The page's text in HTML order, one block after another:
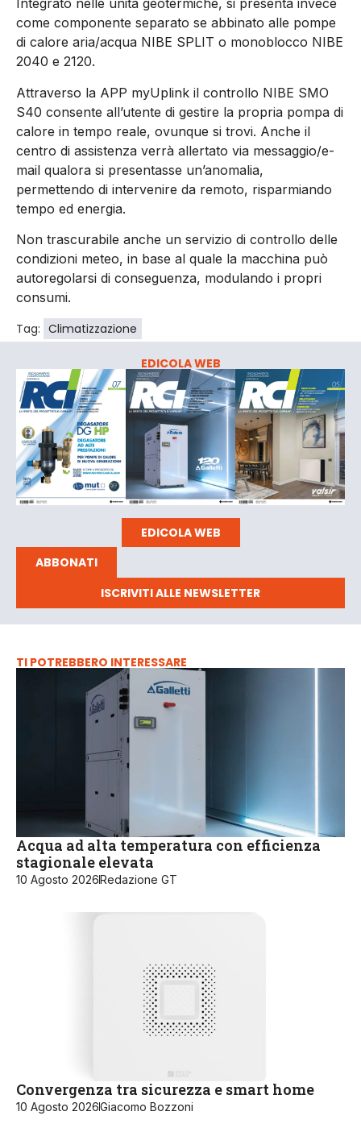
Integrato nelle unità geotermiche, si presenta invece
come componente separato se abbinato alle pompe
di calore aria/acqua NIBE SPLIT o monoblocco NIBE
2040 e 2120.
Attraverso la APP myUplink il controllo NIBE SMO
S40 consente all’utente di gestire la propria pompa di
calore in tempo reale, ovunque si trovi. Anche il
centro di assistenza verrà allertato via messaggio/e-
mail qualora si presentasse un’anomalia,
permettendo di intervenire da remoto, risparmiando
tempo ed energia.
Non trascurabile anche un servizio di controllo delle
condizioni meteo, in base al quale la macchina può
autoregolarsi di conseguenza, modulando i propri
consumi.
Tag: Climatizzazione
EDICOLA WEB
EDICOLA WEB
ABBONATI
ISCRIVITI ALLE NEWSLETTER
TI POTREBBERO INTERESSARE
Acqua ad alta temperatura con efficienza
stagionale elevata
10 Agosto 2026Redazione GT
Convergenza tra sicurezza e smart home
10 Agosto 2026Giacomo Bozzoni